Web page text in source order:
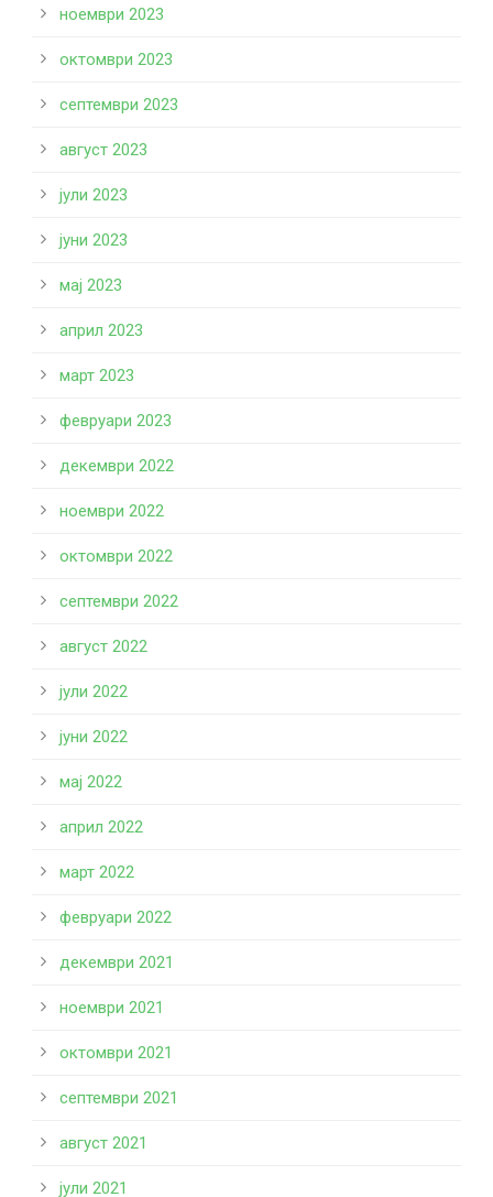
ноември 2023
октомври 2023
септември 2023
август 2023
јули 2023
јуни 2023
мај 2023
април 2023
март 2023
февруари 2023
декември 2022
ноември 2022
октомври 2022
септември 2022
август 2022
јули 2022
јуни 2022
мај 2022
април 2022
март 2022
февруари 2022
декември 2021
ноември 2021
октомври 2021
септември 2021
август 2021
јули 2021